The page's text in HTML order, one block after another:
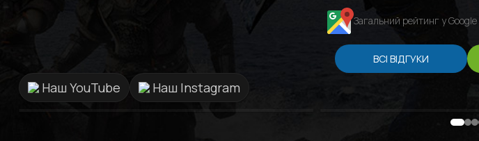
Загальний рейтинг у Google
ВСІ ВІДГУКИ
Наш YouTube Наш Instagram